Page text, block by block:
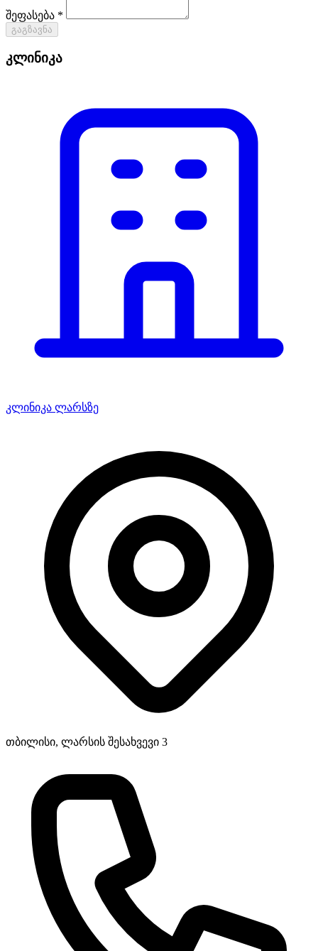
შეფასება *
გაგზავნა
კლინიკა
კლინიკა ლარსზე
თბილისი, ლარსის შესახვევი 3